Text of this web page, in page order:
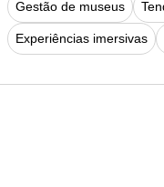
Gestão de museus
Experiências imersivas